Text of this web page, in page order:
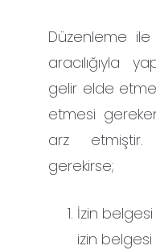
Düzenleme ile
aracılığıyla
gelir elde
etmesi
arz etmiştir.
gerekirse;
İzin belgesi
izin belgesi